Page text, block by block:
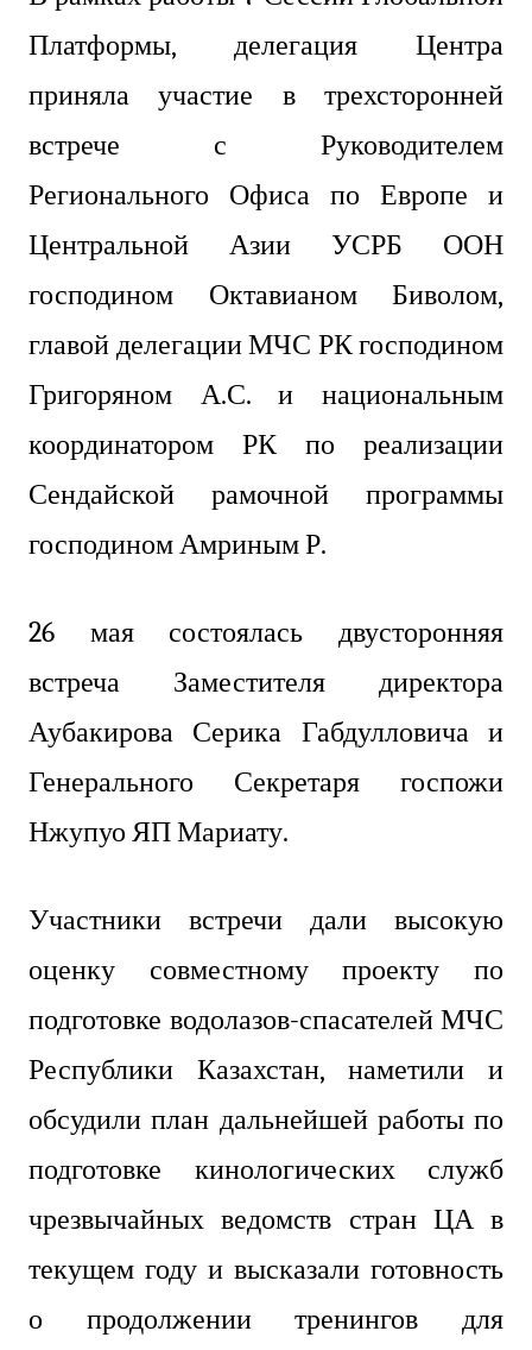
Платформы, делегация Центра
приняла участие в трехсторонней
встрече с Руководителем
Регионального Офиса по Европе и
Центральной Азии УСРБ ООН
господином Октавианом Биволом,
главой делегации МЧС РК господином
Григоряном А.С. и национальным
координатором РК по реализации
Сендайской рамочной программы
господином Амриным Р.
26 мая
состоялась двусторонняя
встреча Заместителя директора
Аубакирова Серика Габдулловича и
Генерального Секретаря госпожи
Нжупуо ЯП Мариату.
Участники встречи дали высокую
оценку совместному проекту по
подготовке водолазов-спасателей МЧС
Республики Казахстан, наметили и
обсудили план дальнейшей работы по
подготовке кинологических служб
чрезвычайных ведомств стран ЦА в
текущем году и высказали готовность
о продолжении тренингов для